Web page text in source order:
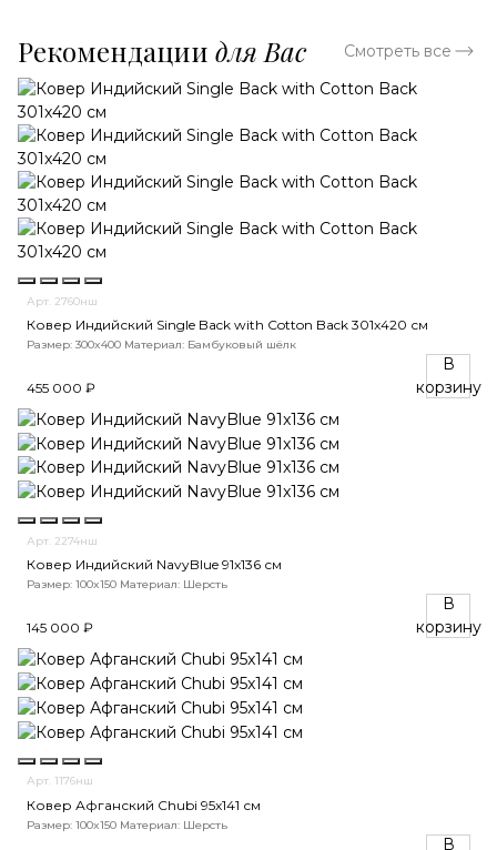
Рекомендации для Вас Смотреть все
Арт. 2760нш
Ковер Индийский Single Back with Cotton Back 301x420 см
Размер: 300x400 Материал: Бамбуковый шёлк
455 000 ₽
В
корзину
Арт. 2274нш
Ковер Индийский NavyBlue 91x136 см
Размер: 100x150 Материал: Шерсть
145 000 ₽
В
корзину
Арт. 1176нш
Ковер Афганский Chubi 95x141 см
Размер: 100x150 Материал: Шерсть
В